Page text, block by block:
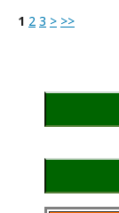
1 2 3 > >>